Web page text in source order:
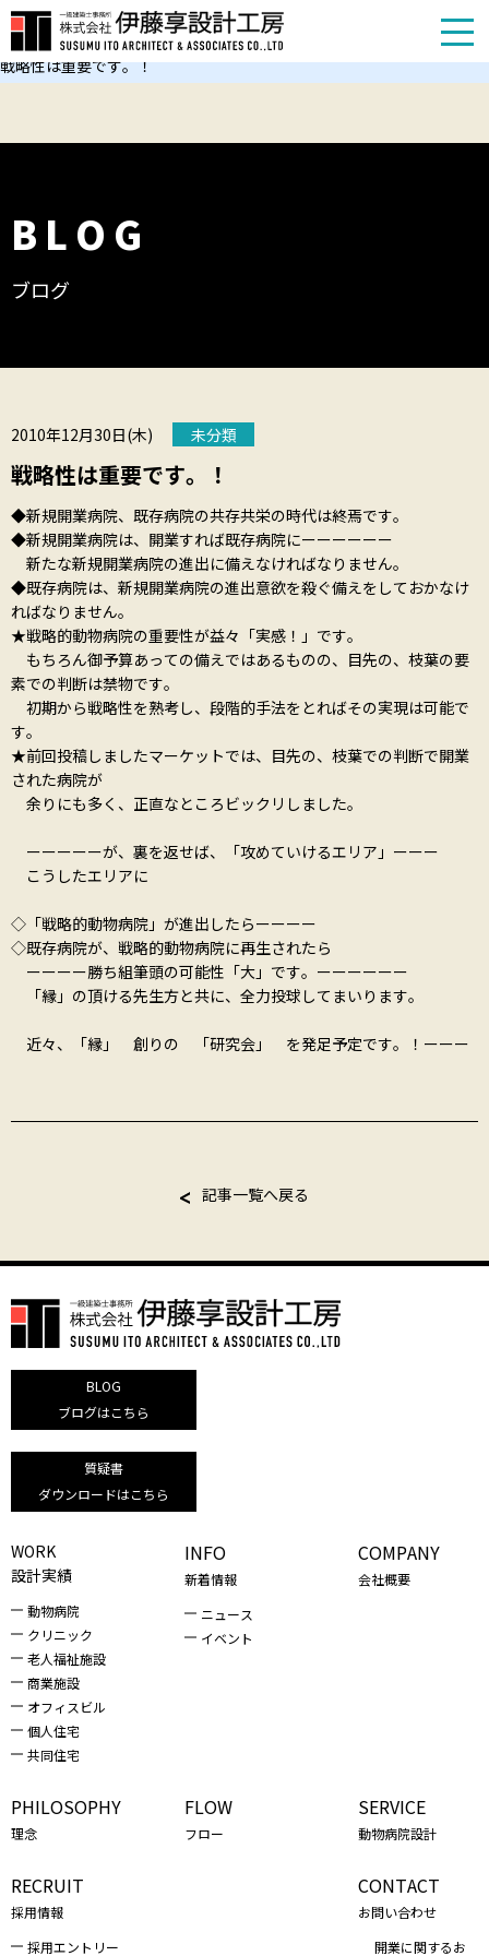
TOP
お知らせ
戦略性は重要です。！
BLOG
ブログ
2010年12月30日(木) 未分類
戦略性は重要です。！
◆新規開業病院、既存病院の共存共栄の時代は終焉です。
◆新規開業病院は、開業すれば既存病院にーーーーーー
新たな新規開業病院の進出に備えなければなりません。
◆既存病院は、新規開業病院の進出意欲を殺ぐ備えをしておかなけ
ればなりません。
★戦略的動物病院の重要性が益々「実感！」です。
もちろん御予算あっての備えではあるものの、目先の、枝葉の要
素での判断は禁物です。
初期から戦略性を熟考し、段階的手法をとればその実現は可能で
す。
★前回投稿しましたマーケットでは、目先の、枝葉での判断で開業
された病院が
余りにも多く、正直なところビックリしました。
ーーーーーが、裏を返せば、「攻めていけるエリア」ーーー
こうしたエリアに
◇「戦略的動物病院」が進出したらーーーー
◇既存病院が、戦略的動物病院に再生されたら
ーーーー勝ち組筆頭の可能性「大」です。ーーーーーー
「縁」の頂ける先生方と共に、全力投球してまいります。
近々、「縁」 創りの 「研究会」 を発足予定です。！ーーー
記事一覧へ戻る
BLOG
ブログはこちら
質疑書
ダウンロードはこちら
WORK
設計実績
動物病院
クリニック
老人福祉施設
商業施設
オフィスビル
個人住宅
共同住宅
INFO
新着情報
ニュース
イベント
COMPANY
会社概要
PHILOSOPHY
理念
FLOW
フロー
SERVICE
動物病院設計
RECRUIT
採用情報
採用エントリー
CONTACT
お問い合わせ
開業に関するお